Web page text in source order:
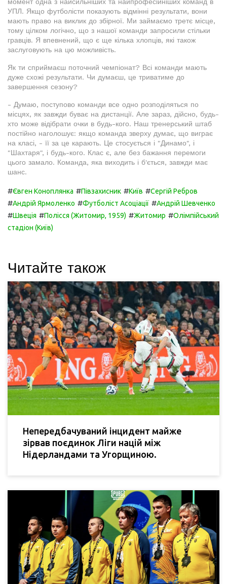
УПЛ. Якщо футболісти показують відмінні результати, вони
мають право на виклик до збірної. Ми займаємо третє місце,
тому цілком логічно, що з нашої команди запросили стільки
гравців. Я впевнений, що є ще кілька хлопців, які також
заслуговують на цю можливість.
Як ти сприймаєш поточний чемпіонат? Всі команди мають
дуже схожі результати. Чи думаєш, це триватиме до
завершення сезону?
- Думаю, поступово команди все одно розподіляться по
місцях, як завжди буває на дистанції. Але зараз, дійсно, будь-
хто може відібрати очки в будь-кого. Наш тренерський штаб
постійно наголошує: якщо команда зверху думає, що виграє
на класі, - її за це карають. Це стосується і "Динамо", і
"Шахтаря", і будь-кого. Клас є, але без бажання перемоги
цього замало. Команда, яка виходить і б'ється, завжди має
шанс.
#Євген Коноплянка #Півзахисник #Київ #Сергій Ребров
#Андрій Ярмоленко #Футболіст Асоціації #Андрій Шевченко
#Швеція #Полісся (Житомир, 1959) #Житомир #Олімпійський
стадіон (Київ)
Читайте також
Непередбачуваний інцидент майже
зірвав поєдинок Ліги націй між
Нідерландами та Угорщиною.